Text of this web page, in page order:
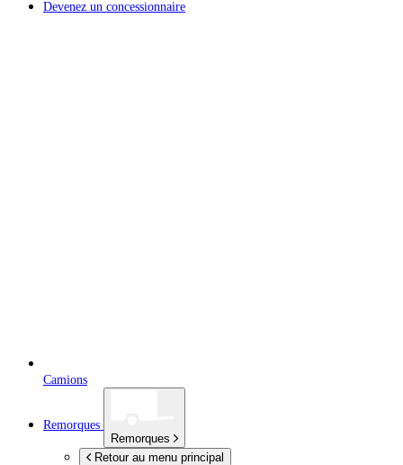
Devenez un concessionnaire
Camions
Remorques
Remorques
Retour au menu principal